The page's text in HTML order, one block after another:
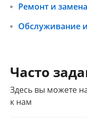
Ремонт и
Обслуживание
Часто
Здесь вы можете
к нам